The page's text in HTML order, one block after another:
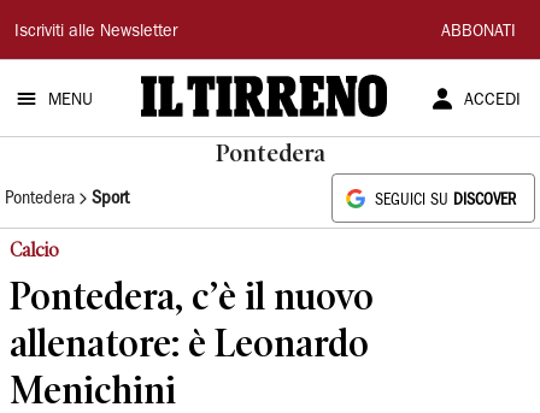
Il
Tirreno
Iscriviti alle Newsletter ABBONATI
MENU ACCEDI
Pontedera
Pontedera Sport SEGUICI SU DISCOVER
Calcio
Pontedera, c’è il nuovo
allenatore: è Leonardo
Menichini